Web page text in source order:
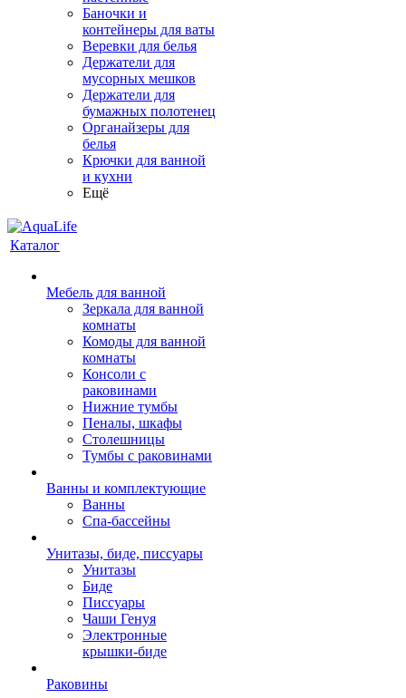
Баночки и
контейнеры для ваты
Веревки для белья
Держатели для
мусорных мешков
Держатели для
бумажных полотенец
Органайзеры для
белья
Крючки для ванной
и кухни
Ещё
Каталог
Мебель для ванной
Зеркала для ванной
комнаты
Комоды для ванной
комнаты
Консоли с
раковинами
Нижние тумбы
Пеналы, шкафы
Столешницы
Тумбы с раковинами
Ванны и комплектующие
Ванны
Спа-бассейны
Унитазы, биде, писсуары
Унитазы
Биде
Писсуары
Чаши Генуя
Электронные
крышки-биде
Раковины